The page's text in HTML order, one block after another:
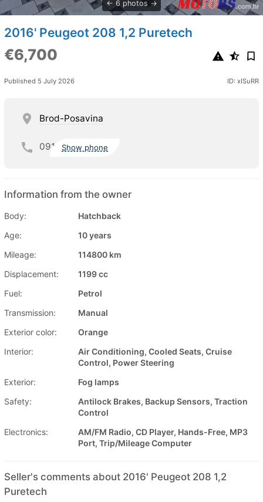
6 photos
2016' Peugeot 208 1,2 Puretech
€6,700
Published 5 July 2026 ID: xISuRR
Brod-Posavina
091 Show phone
Information from the owner
Body:
Hatchback
Age:
10 years
Mileage:
114800 km
Displacement:
1199 cc
Fuel:
Petrol
Transmission:
Manual
Exterior color:
Orange
Interior:
Air Conditioning, Cooled Seats, Cruise
Control, Power Steering
Exterior:
Fog lamps
Safety:
Antilock Brakes, Backup Sensors, Traction
Control
Electronics:
AM/FM Radio, CD Player, Hands-Free, MP3
Port, Trip/Mileage Computer
Seller's comments about 2016' Peugeot 208 1,2
Puretech